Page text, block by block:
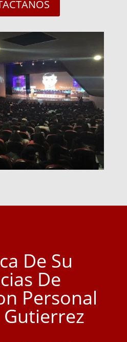
De Su
De
Personal
Gutierrez